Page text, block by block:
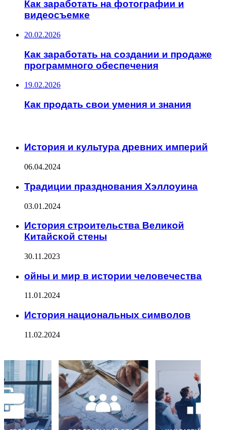
Как заработать на фотографии и
видеосъемке
20.02.2026
Как заработать на создании и продаже
программного обеспечения
19.02.2026
Как продать свои умения и знания
История и культура древних империй
06.04.2024
Традиции празднования Хэллоуина
03.01.2024
История строительства Великой
Китайской стены
30.11.2023
ойны и мир в истории человечества
11.01.2024
История национальных символов
11.02.2024